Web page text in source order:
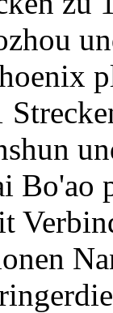
Bo'ao